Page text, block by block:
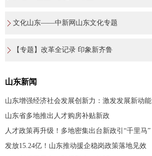
文化山东——中新网山东文化专题
【专题】改革全记录 印象新齐鲁
山东新闻
山东增强经济社会发展创新力：激发发展新动能
山东省多地推出人才购房补贴新政
人才政策再升级！多地密集出台新政引“千里马”
发放15.24亿！山东推动援企稳岗政策落地见效